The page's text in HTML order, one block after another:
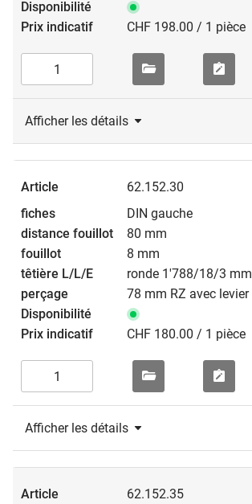
CHF 198.00 / 1 pièce
Afficher les détails
62.152.30
DIN gauche
80 mm
8 mm
ronde 1'788/18/3 mm
78 mm RZ avec levier
CHF 180.00 / 1 pièce
Afficher les détails
62.152.35